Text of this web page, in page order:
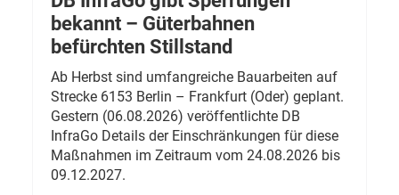
bekannt – Güterbahnen
befürchten Stillstand
Ab Herbst sind umfangreiche Bauarbeiten auf
Strecke 6153 Berlin – Frankfurt (Oder) geplant.
Gestern (06.08.2026) veröffentlichte DB
InfraGo Details der Einschränkungen für diese
Maßnahmen im Zeitraum vom 24.08.2026 bis
09.12.2027.